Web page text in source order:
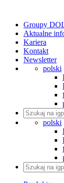
Groupy
Aktualne
Kariera
Kontakt
Newsletter
polski
polski